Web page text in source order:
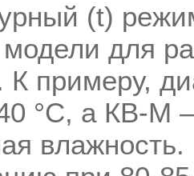
(t)
для
К примеру,
°С, а КВ-М